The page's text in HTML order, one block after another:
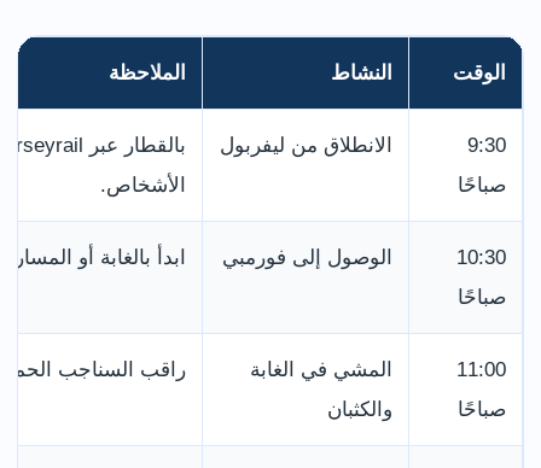
الوقت النشاط الملاحظة
9:30
صباحًا
الانطلاق من ليفربول
الأشخاص.
10:30
صباحًا
الوصول إلى فورمبي ابدأ بالغابة أو
11:00
صباحًا
المشي في الغابة
والكثبان
راقب السناجب